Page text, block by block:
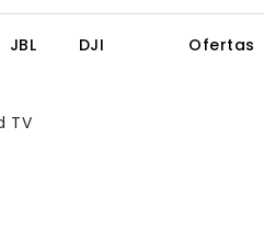
JBL DJI Ofertas
TV